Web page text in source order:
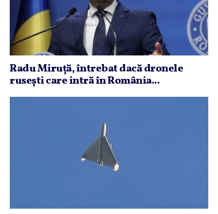
Radu Miruţă, întrebat dacă dronele
ruseşti care intră în România...